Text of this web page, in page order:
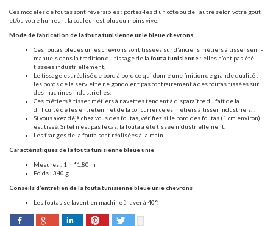
Ces modèles de foutas sont réversibles : portez-les d’un côté ou de l’autre selon votre goût
et/ou votre humeur : la couleur est plus ou moins vive.
Mode de fabrication de la fouta tunisienne unie bleue chevrons
Ces foutas bleues unies chevrons sont tissées sur d’anciens métiers à tisser semi-
manuels dans la tradition du tissage de la fouta tunisienne: elles n’ont pas été
tissées industriellement.
Le tissage est réalisé de bord à bord ce qui donne une finition de grande qualité :
les bords de la serviette ne gondolent pas contrairement à des foutas tissées sur
des machines industrielles.
Ces métiers à tisser, métiers à navettes tendent à disparaître du fait de la
difficulté de les entretenir et de la concurrence es métiers à tisser industriels…
Si vous avez déjà chez vous des foutas, vérifiez si le bord des foutas (1 cm environ)
est tissé. Si tel n’est pas le cas, la fouta a été tissée industriellement.
Les franges de la fouta sont réalisées à la main.
Caractéristiques de la fouta tunisienne bleue unie
Mesures : 1 m*1,80 m
Poids : 340 g.
Conseils d’entretien de la fouta tunisienne bleue unie chevrons
Les foutas se lavent en machine à laver à 40°.
Facebook Google+ LinkedIn Pinterest